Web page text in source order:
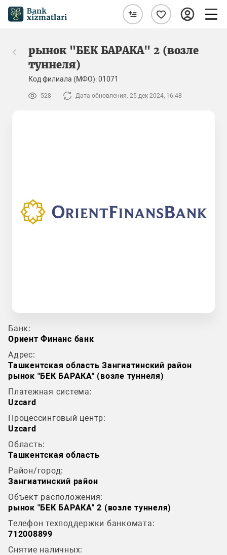
рынок "БЕК БАРАКА" 2 (возле
туннеля)
Код филиала (МФО): 01071
528 Дата обновления: 25 дек 2024, 16:48
Банк:
Ориент Финанс банк
Адрес:
Ташкентская область Зангиатинский район
рынок "БЕК БАРАКА" (возле туннеля)
Платежная система:
Uzcard
Процессинговый центр:
Uzcard
Область:
Ташкентская область
Район/город:
Зангиатинский район
Объект расположения:
рынок "БЕК БАРАКА" 2 (возле туннеля)
Телефон техподдержки банкомата:
712008899
Снятие наличных: